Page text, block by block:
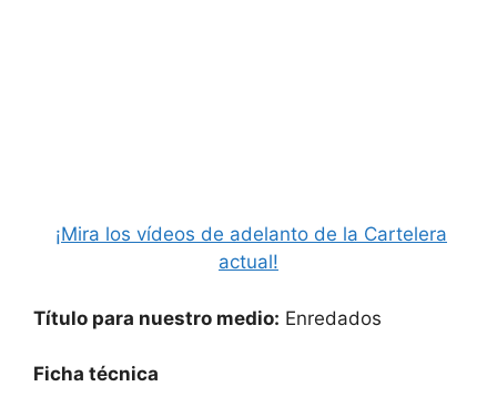
¡Mira los vídeos de adelanto de la Cartelera
actual!
Título para nuestro medio: Enredados
Ficha técnica